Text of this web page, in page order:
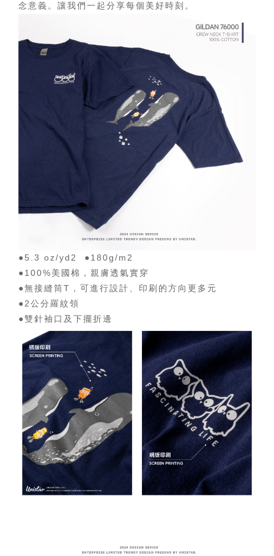
念意義。讓我們一起分享每個美好時刻。
●5.3 oz/yd2 ●180g/m2
●100%美國棉，親膚透氣實穿
●無接縫筒T，可進行設計、印刷的方向更多元
●2公分羅紋領
●雙針袖口及下擺折邊